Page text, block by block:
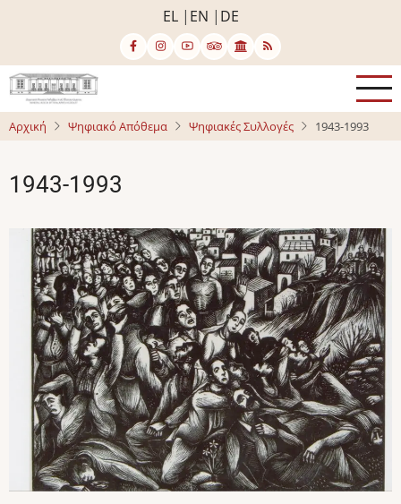
κυρίως
περιεχόμενο
EL EN DE
Αρχική Ψηφιακό Απόθεμα Ψηφιακές Συλλογές 1943-1993
1943-1993
Image